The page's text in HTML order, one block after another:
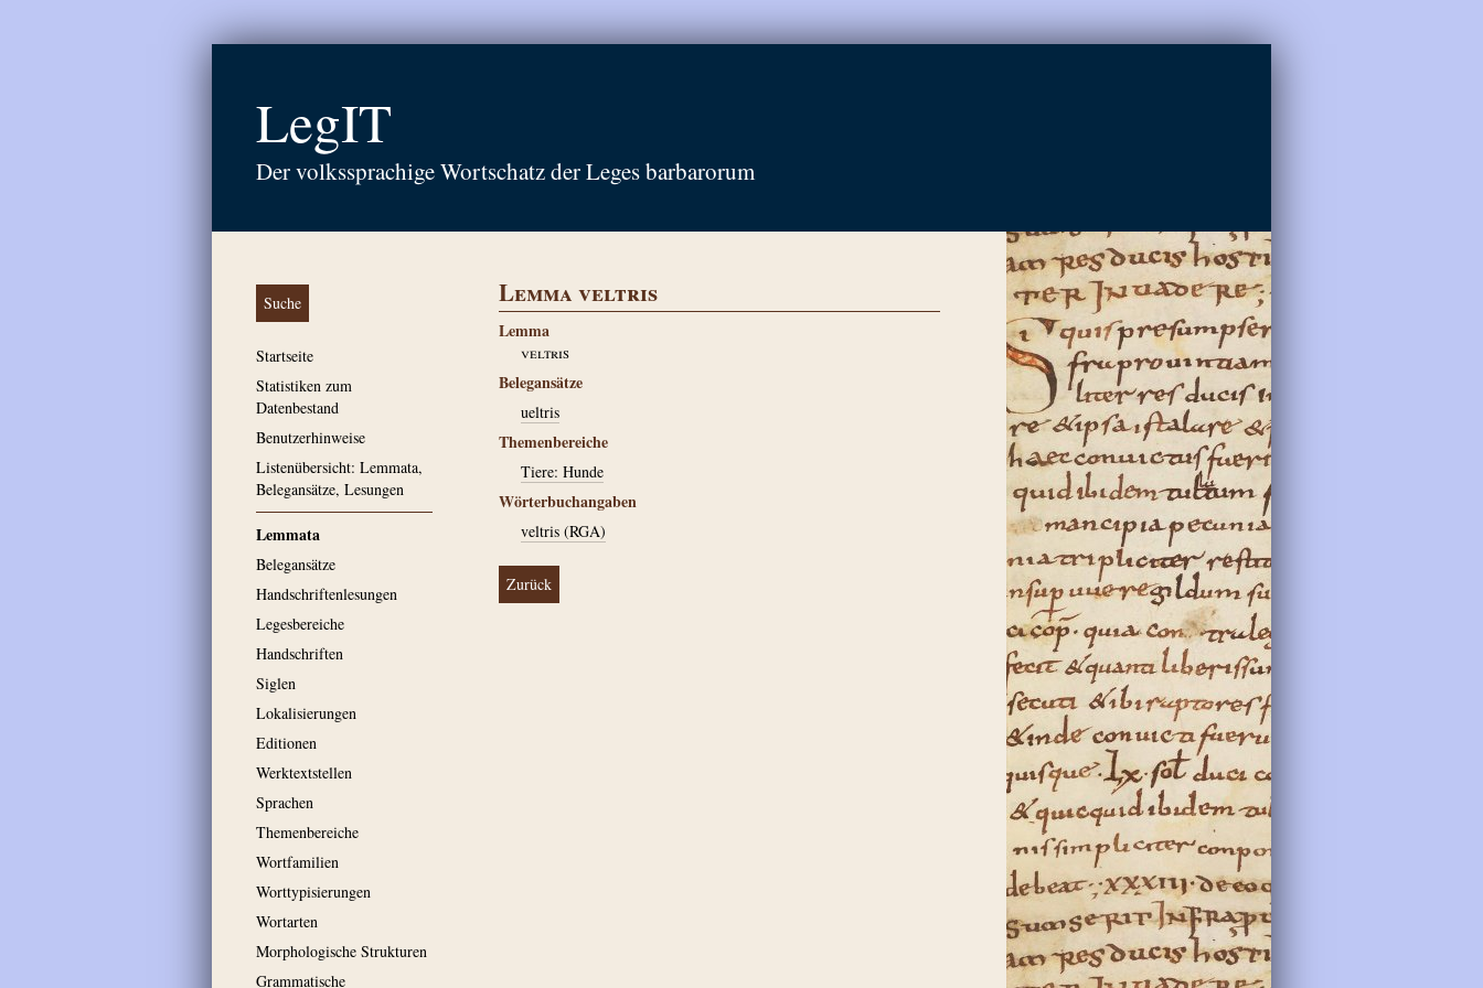
LegIT
Der volkssprachige Wortschatz der Leges barbarorum
Suche
Startseite
Statistiken zum
Datenbestand
Benutzerhinweise
Listenübersicht: Lemmata,
Belegansätze, Lesungen
Lemmata
Belegansätze
Handschriftenlesungen
Legesbereiche
Handschriften
Siglen
Lokalisierungen
Editionen
Werktextstellen
Sprachen
Themenbereiche
Wortfamilien
Worttypisierungen
Wortarten
Morphologische Strukturen
Grammatische
Lemma veltris
Lemma
veltris
Belegansätze
ueltris
Themenbereiche
Tiere: Hunde
Wörterbuchangaben
veltris (RGA)
Zurück